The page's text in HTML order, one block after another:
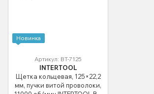
Новинка
Артикул: BT-7125
INTERTOOL
Щетка кольцевая, 125×22,2
мм, пучки витой проволоки,